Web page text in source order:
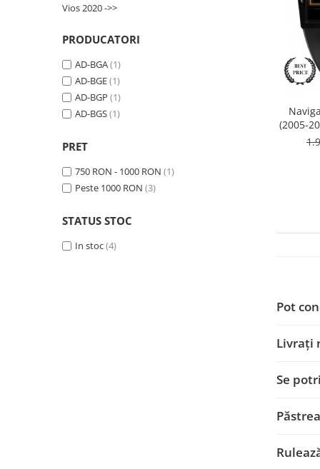
Vios 2020 ->>
PRODUCATORI
AD-BGA(1)
AD-BGE(1)
AD-BGP (1)
AD-BGS(1)
PRET
750 RON - 1000 RON (1)
Peste 1000 RON (3)
STATUS STOC
In stoc(4)
(2005-
Pot
Livrați
Se